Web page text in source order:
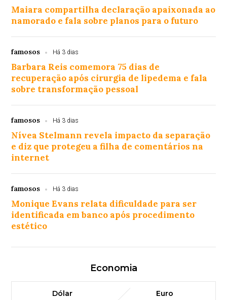
Maiara compartilha declaração apaixonada ao
namorado e fala sobre planos para o futuro
famosos Há 3 dias
Barbara Reis comemora 75 dias de
recuperação após cirurgia de lipedema e fala
sobre transformação pessoal
famosos Há 3 dias
Nívea Stelmann revela impacto da separação
e diz que protegeu a filha de comentários na
internet
famosos Há 3 dias
Monique Evans relata dificuldade para ser
identificada em banco após procedimento
estético
Economia
Dólar
Euro